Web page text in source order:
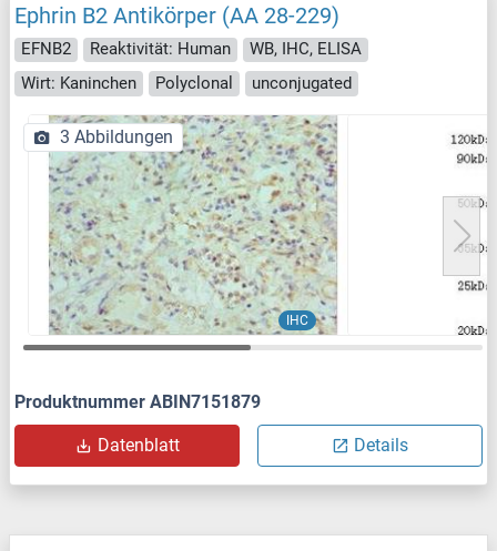
Ephrin B2 Antikörper (AA 28-229)
EFNB2 Reaktivität: Human
WB, IHC, ELISA
Wirt: Kaninchen
Polyclonal unconjugated
IHC
3 Abbildungen
Produktnummer ABIN7151879
Datenblatt Details